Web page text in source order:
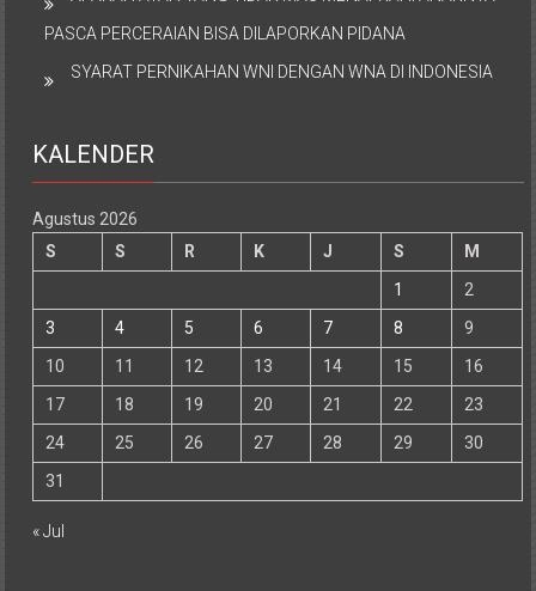
PASCA PERCERAIAN BISA DILAPORKAN PIDANA
SYARAT PERNIKAHAN WNI DENGAN WNA DI INDONESIA
KALENDER
Agustus 2026
S
S R K J S
M
1
2
3
4 5 6 7 8
9
10
11 12 13 14 15
16
17
18 19 20 21 22
23
24
25 26 27 28 29
30
31
« Jul